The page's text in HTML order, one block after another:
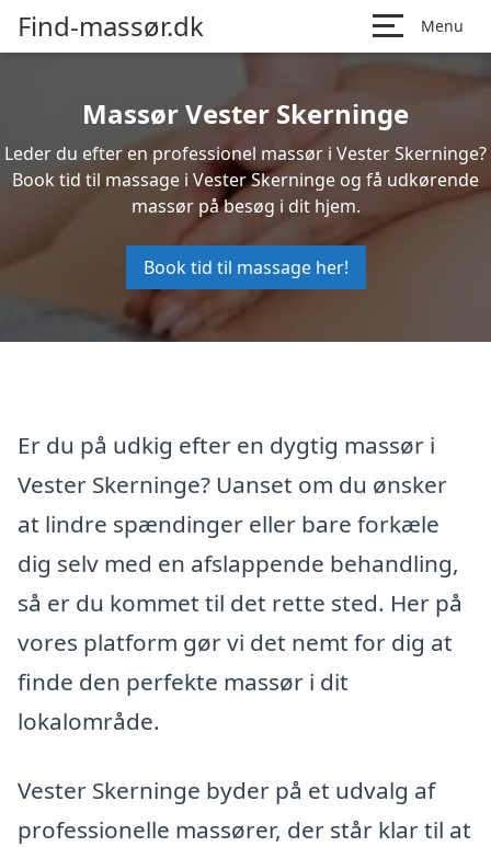
Find-massør.dk Menu
Massør Vester Skerninge
Leder du efter en professionel massør i Vester Skerninge?
Book tid til massage i Vester Skerninge og få udkørende
massør på besøg i dit hjem.
Book tid til massage her!
Er du på udkig efter en dygtig massør i
Vester Skerninge? Uanset om du ønsker
at lindre spændinger eller bare forkæle
dig selv med en afslappende behandling,
så er du kommet til det rette sted. Her på
vores platform gør vi det nemt for dig at
finde den perfekte massør i dit
lokalområde.
Vester Skerninge byder på et udvalg af
professionelle massører, der står klar til at